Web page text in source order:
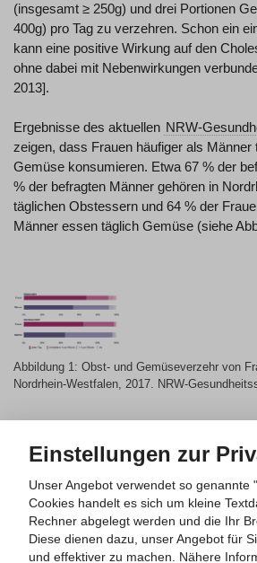
(insgesamt ≥ 250g) und drei Portionen
400g) pro Tag zu verzehren. Schon ein
kann eine positive Wirkung auf den
ohne dabei mit Nebenwirkungen
2013].
Ergebnisse des aktuellen NRW-
zeigen, dass Frauen häufiger als Männer
Gemüse konsumieren. Etwa 67 % der
% der befragten Männer gehören in
täglichen Obstessern und 64 % der
Männer essen täglich Gemüse (siehe
Abbildung 1: Obst- und Gemüseverzehr von
Nordrhein-Westfalen, 2017. NRW-
Geschlechtern meistens nicht erreicht.
Portionen Obst und Gemüse pro Tag, zu
ein Glas Obst- oder Gemüsesaft gezählt
der befragten Frauen und 27 % der
fünf Portionen Obst und Gemüse pro Tag
Frauen und 24 % der Männer konsumiert.
Einstellungen zur
Unser Angebot verwendet so genannte
Cookies handelt es sich um kleine
Rechner abgelegt werden und die Ihr
Diese dienen dazu, unser Angebot für
und effektiver zu machen.
Nähere